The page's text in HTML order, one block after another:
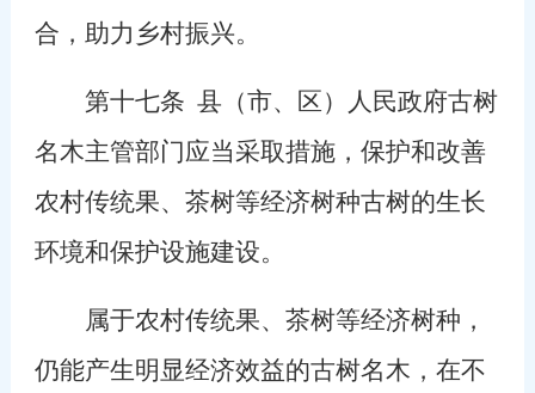
合，助力乡村振兴。
第十七条 县（市、区）人民政府古树
名木主管部门应当采取措施，保护和改善
农村传统果、茶树等经济树种古树的生长
环境和保护设施建设。
属于农村传统果、茶树等经济树种，
仍能产生明显经济效益的古树名木，在不